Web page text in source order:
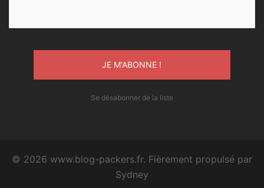
Se désabonner de la liste
© 2026 www.blog-packers.fr. Fièrement propulsé par
Sydney